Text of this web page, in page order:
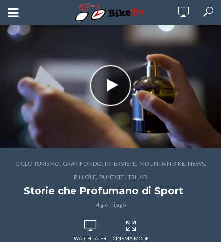
CICLO TURISMO, GRAN FONDO, INTERVISTE, MOUNTAIN BIKE, NEWS,
PILLOLE, PUNTATE, TRILAB
Storie che Profumano di Sport
4 giorni ago
WATCH LATER CINEMA MODE